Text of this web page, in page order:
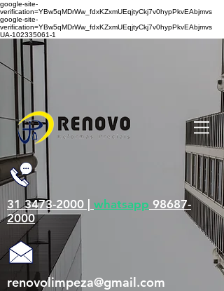
google-site-
verification=YBw5qMDrWw_fdxKZxmUEqjtyCkj7v0hypPkvEAbjmvs
google-site-
verification=YBw5qMDrWw_fdxKZxmUEqjtyCkj7v0hypPkvEAbjmvs
UA-102335061-1
31 3473-2000 | whatsapp 98687-
2000
renovolimpeza@gmail.com